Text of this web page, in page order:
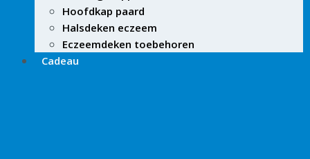
Hoofdkap paard
Halsdeken eczeem
Eczeemdeken toebehoren
Cadeau